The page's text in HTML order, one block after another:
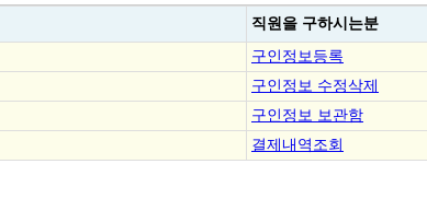
직원을 구하시는분
구인정보등록
구인정보 수정삭제
구인정보 보관함
결제내역조회